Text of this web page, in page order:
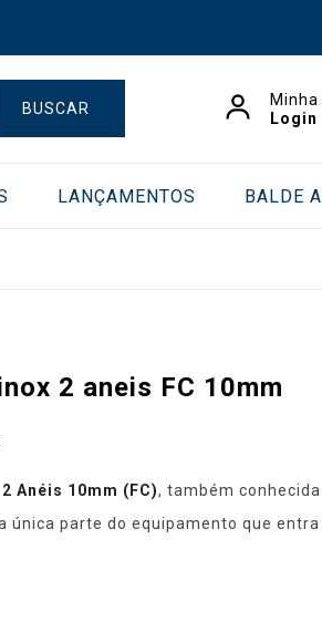
BUSCAR
Login
LANÇAMENTOS BALDE
2 aneis FC 10mm
Anéis 10mm (FC), também
única parte do equipamento que